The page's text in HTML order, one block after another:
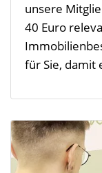
unsere
40 Euro
für Sie, damit